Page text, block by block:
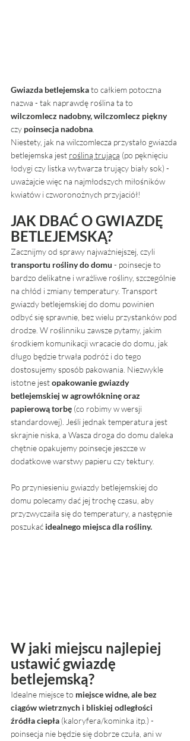
Gwiazda betlejemska to całkiem potoczna
nazwa - tak naprawdę roślina ta to
wilczomlecz nadobny,wilczomlecz piękny
czy poinsecja nadobna
Niestety, jak na wilczomlecza przystało gwiazda
betlejemska jest rośliną trującą (po pęknięciu
łodygi czy listka wytwarza trujący biały sok) -
uważajcie więc na najmłodszych miłośników
kwiatów i czworonożnych przyjaciół!
JAK DBAĆ O GWIAZDĘ
BETLEJEMSKĄ?
Zacznijmy od sprawy najważniejszej, czyli
transportu rośliny do domu - poinsecje to
bardzo delikatne i wrażliwe rośliny, szczególnie
na chłód i zmiany temperatury. Transport
gwiazdy betlejemskiej do domu powinien
odbyć się sprawnie, bez wielu przystanków pod
drodze. W roślinniku zawsze pytamy, jakim
środkiem komunikacji wracacie do domu, jak
długo będzie trwała podróż i do tego
dostosujemy sposób pakowania. Niezwykle
istotne jest opakowanie gwiazdy
betlejemskiej w agrowłókninę oraz
papierową torbę (co robimy w wersji
standardowej). Jeśli jednak temperatura jest
skrajnie niska, a Wasza droga do domu daleka
chętnie opakujemy poinsecje jeszcze w
dodatkowe warstwy papieru czy tektury.
Po przyniesieniu gwiazdy betlejemskiej do
domu polecamy dać jej trochę czasu, aby
przyzwyczaiła się do temperatury, a następnie
poszukać idealnego miejsca dla rośliny.
W jaki miejscu najlepiej
ustawić gwiazdę
betlejemską?
Idealne miejsce to miejsce widne, ale bez
ciągów wietrznych i bliskiej odległości
źródła ciepła (kaloryfera/kominka itp.) -
poinsecja nie będzie się dobrze czuła, ani w